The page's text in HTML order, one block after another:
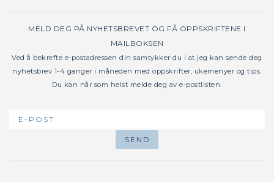
MELD DEG PÅ NYHETSBREVET OG FÅ OPPSKRIFTENE I
MAILBOKSEN
Ved å bekrefte e-postadressen din samtykker du i at jeg kan sende deg
nyhetsbrev 1-4 ganger i måneden med oppskrifter, ukemenyer og tips.
Du kan når som helst melde deg av e-postlisten.